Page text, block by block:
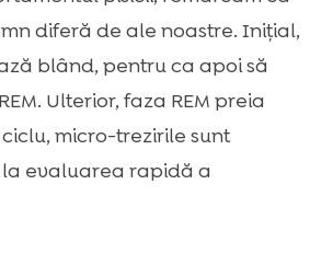
diferă de ale noastre. Inițial,
blând, pentru ca apoi să
Ulterior, faza REM preia
micro-trezirile sunt
evaluarea rapidă a